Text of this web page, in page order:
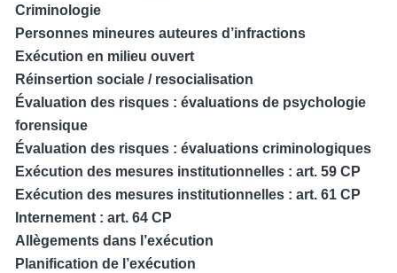
Criminologie
Personnes mineures auteures d’infractions
Exécution en milieu ouvert
Réinsertion sociale / resocialisation
Évaluation des risques : évaluations de psychologie
forensique
Évaluation des risques : évaluations criminologiques
Exécution des mesures institutionnelles : art. 59 CP
Exécution des mesures institutionnelles : art. 61 CP
Internement : art. 64 CP
Allègements dans l’exécution
Planification de l’exécution